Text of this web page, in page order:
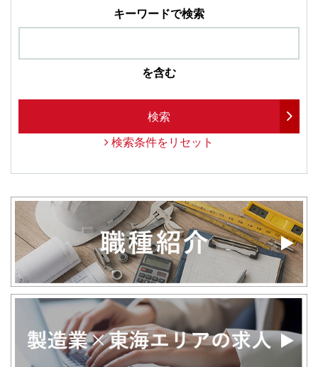
キーワードで検索
を含む
検索
検索条件をリセット